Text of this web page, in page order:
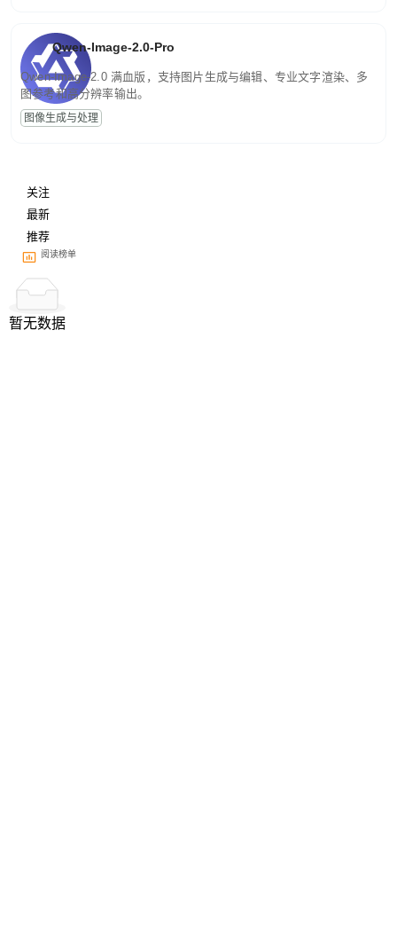
Qwen-Image-2.0-Pro
Qwen-Image-2.0 满血版，支持图片生成与编辑、专业文字渲染、多
图参考和高分辨率输出。
图像生成与处理
关注
最新
推荐
阅读榜单
暂无数据